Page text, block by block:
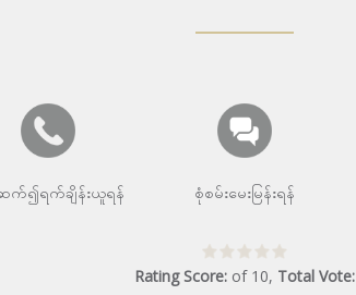
က်၍ရက်ချိန်းယူရန် စုံစမ်းမေးမြန်းရန်
Rating Score: of 10, Total Vote: